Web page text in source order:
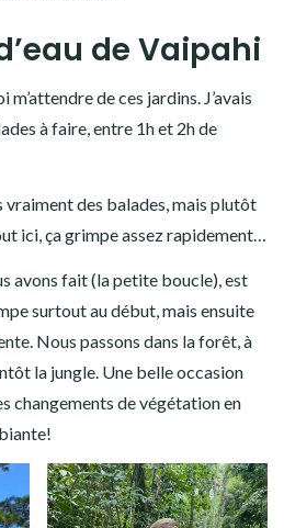
de Vaipahi
m’attendre de ces jardins. J’avais
à faire, entre 1h et 2h de
vraiment des balades, mais plutôt
ici, ça grimpe assez rapidement…
avons fait (la petite boucle), est
surtout au début, mais ensuite
Nous passons dans la forêt, à
la jungle. Une belle occasion
changements de végétation en